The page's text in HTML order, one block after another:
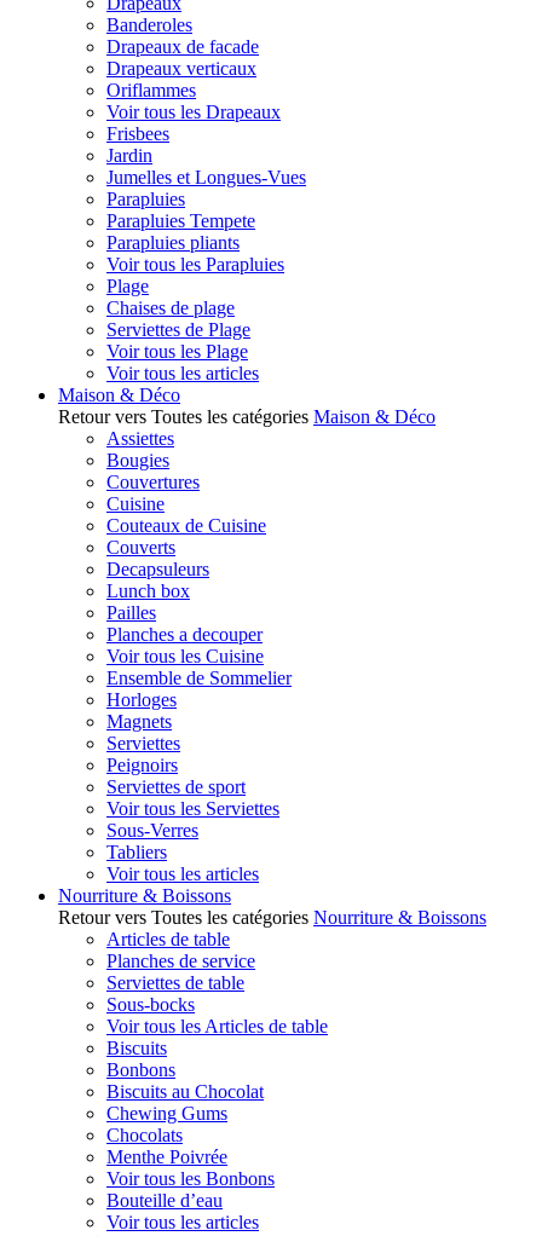
Banderoles
Drapeaux de facade
Drapeaux verticaux
Oriflammes
Voir tous les Drapeaux
Frisbees
Jardin
Jumelles et Longues-Vues
Parapluies
Parapluies Tempete
Parapluies pliants
Voir tous les Parapluies
Plage
Chaises de plage
Serviettes de Plage
Voir tous les Plage
Voir tous les articles
Maison & Déco
Retour vers Toutes les catégories Maison & Déco
Assiettes
Bougies
Couvertures
Cuisine
Couteaux de Cuisine
Couverts
Decapsuleurs
Lunch box
Pailles
Planches a decouper
Voir tous les Cuisine
Ensemble de Sommelier
Horloges
Magnets
Serviettes
Peignoirs
Serviettes de sport
Voir tous les Serviettes
Sous-Verres
Tabliers
Voir tous les articles
Nourriture & Boissons
Retour vers Toutes les catégories Nourriture & Boissons
Articles de table
Planches de service
Serviettes de table
Sous-bocks
Voir tous les Articles de table
Biscuits
Bonbons
Biscuits au Chocolat
Chewing Gums
Chocolats
Menthe Poivrée
Voir tous les Bonbons
Bouteille d’eau
Voir tous les articles